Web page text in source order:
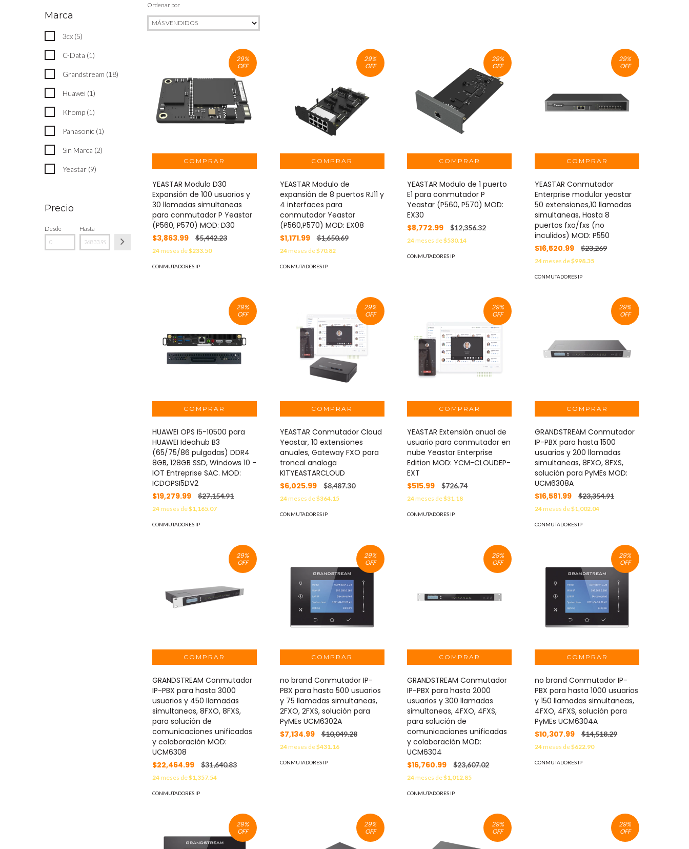
Marca
3cx (5)
C-Data (1)
Grandstream (18)
Huawei (1)
Khomp (1)
Panasonic (1)
Sin Marca (2)
Yeastar (9)
Precio
Desde Hasta
Ordenar por
29%
OFF
YEASTAR Modulo D30
Expansión de 100 usuarios y
30 llamadas simultaneas
para conmutador P Yeastar
(P560, P570) MOD: D30
$3,863.99
$5,442.23
24meses de$233.50
CONMUTADORES IP
29%
OFF
YEASTAR Modulo de
expansión de 8 puertos RJ11 y
4 interfaces para
conmutador Yeastar
(P560,P570) MOD: EX08
$1,171.99
$1,650.69
24meses de$70.82
CONMUTADORES IP
29%
OFF
YEASTAR Modulo de 1 puerto
E1 para conmutador P
Yeastar (P560, P570) MOD:
EX30
$8,772.99
$12,356.32
24meses de$530.14
CONMUTADORES IP
29%
OFF
YEASTAR Conmutador
Enterprise modular yeastar
50 extensiones,10 llamadas
simultaneas, Hasta 8
puertos fxo/fxs (no
inculidos) MOD: P550
$16,520.99
$23,269
24meses de$998.35
CONMUTADORES IP
29%
OFF
HUAWEI OPS I5-10500 para
HUAWEI Ideahub B3
(65/75/86 pulgadas) DDR4
8GB, 128GB SSD, Windows 10 -
IOT Entreprise SAC. MOD:
ICDOPSI5DV2
$19,279.99
$27,154.91
24meses de$1,165.07
CONMUTADORES IP
29%
OFF
YEASTAR Conmutador Cloud
Yeastar, 10 extensiones
anuales, Gateway FXO para
troncal analoga
KITYEASTARCLOUD
$6,025.99
$8,487.30
24meses de$364.15
CONMUTADORES IP
29%
OFF
YEASTAR Extensión anual de
usuario para conmutador en
nube Yeastar Enterprise
Edition MOD: YCM-CLOUDEP-
EXT
$515.99
$726.74
24meses de$31.18
CONMUTADORES IP
29%
OFF
GRANDSTREAM Conmutador
IP-PBX para hasta 1500
usuarios y 200 llamadas
simultaneas, 8FXO, 8FXS,
solución para PyMEs MOD:
UCM6308A
$16,581.99
$23,354.91
24meses de$1,002.04
CONMUTADORES IP
29%
OFF
GRANDSTREAM Conmutador
IP-PBX para hasta 3000
usuarios y 450 llamadas
simultaneas, 8FXO, 8FXS,
para solución de
comunicaciones unificadas
y colaboración MOD:
UCM6308
$22,464.99
$31,640.83
24meses de$1,357.54
CONMUTADORES IP
29%
OFF
no brand Conmutador IP-
PBX para hasta 500 usuarios
y 75 llamadas simultaneas,
2FXO, 2FXS, solución para
PyMEs UCM6302A
$7,134.99
$10,049.28
24meses de$431.16
CONMUTADORES IP
29%
OFF
GRANDSTREAM Conmutador
IP-PBX para hasta 2000
usuarios y 300 llamadas
simultaneas, 4FXO, 4FXS,
para solución de
comunicaciones unificadas
y colaboración MOD:
UCM6304
$16,760.99
$23,607.02
24meses de$1,012.85
CONMUTADORES IP
29%
OFF
no brand Conmutador IP-
PBX para hasta 1000 usuarios
y 150 llamadas simultaneas,
4FXO, 4FXS, solución para
PyMEs UCM6304A
$10,307.99
$14,518.29
24meses de$622.90
CONMUTADORES IP
29%
OFF
29%
OFF
29%
OFF
29%
OFF